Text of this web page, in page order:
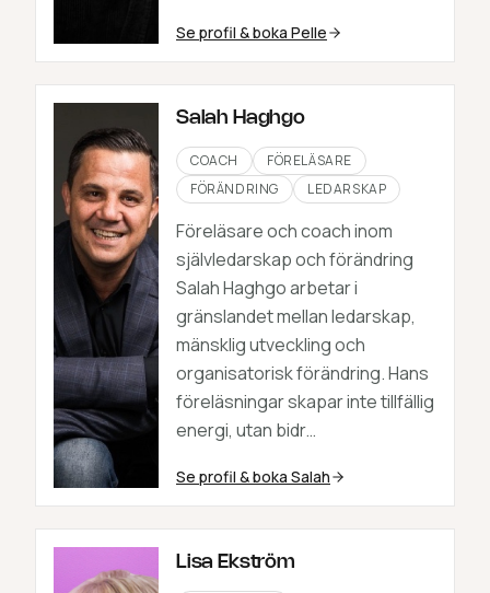
Se profil & boka Pelle
Salah Haghgo
COACH
FÖRELÄSARE
FÖRÄNDRING
LEDARSKAP
Föreläsare och coach inom
självledarskap och förändring
Salah Haghgo arbetar i
gränslandet mellan ledarskap,
mänsklig utveckling och
organisatorisk förändring. Hans
föreläsningar skapar inte tillfällig
energi, utan bidr…
Se profil & boka Salah
Lisa Ekström